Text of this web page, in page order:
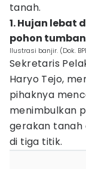
tanah.
1. Hujan lebat
pohon
Ilustrasi banjir. (Dok.
‎‎Sekretaris
Haryo Tejo,
pihaknya
menimbulkan
gerakan tanah
di tiga titik.